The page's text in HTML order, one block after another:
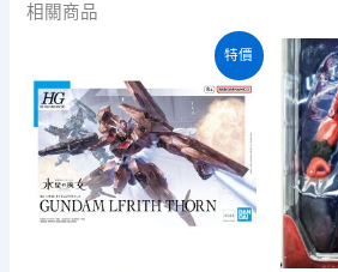
相關商品
特價